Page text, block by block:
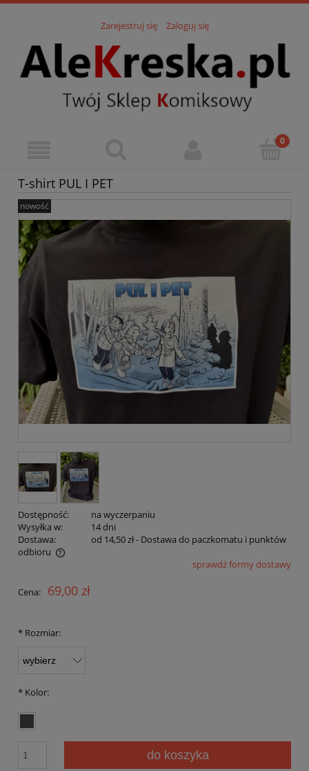
Zarejestruj się Zaloguj się
T-shirt PUL I PET
nowość
Dostępność:
na wyczerpaniu
Wysyłka w:
14 dni
Dostawa:
od 14,50 zł- Dostawa do paczkomatu i punktów
odbioru
Cena nie zawiera ewentualnych kosztów płatnościsprawdź formy dostawy
Cena: 69,00 zł
* Rozmiar:
* Kolor:
do koszyka